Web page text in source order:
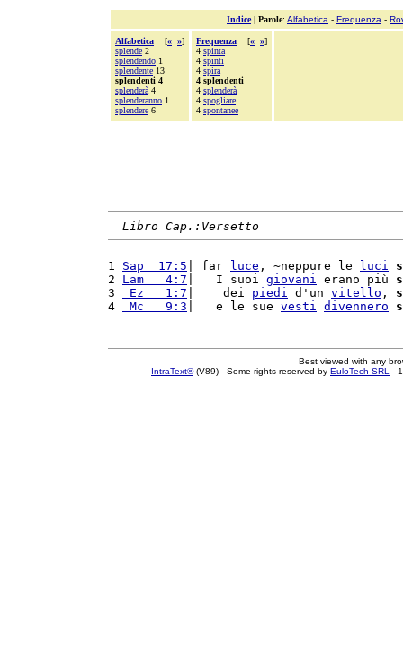
Indice| Parole: Alfabetica - Frequenza -
Alfabetica [« »]
splende 2
splendendo 1
splendente 13
splendenti 4
splenderà 4
splenderanno 1
splendere 6
Frequenza [« »]
4 spinta
4 spinti
4 spira
4 splendenti
4 splenderà
4 spogliare
4 spontanee
Libro Cap.:Versetto
1 Sap  17:5 | far luce , ~neppure le luci
2 Lam   4:7 |   I suoi giovani erano più
3
Ez   1:7 |    dei piedi d'un vitello ,
4
Mc   9:3 |   e le sue vesti divennero
Best viewed with any
IntraText®(V89) - Some rights reserved by EuloTech SRL -